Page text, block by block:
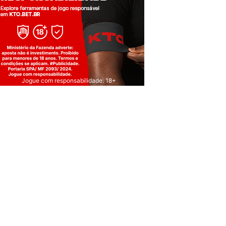
Jogue com responsabilidade. 18+